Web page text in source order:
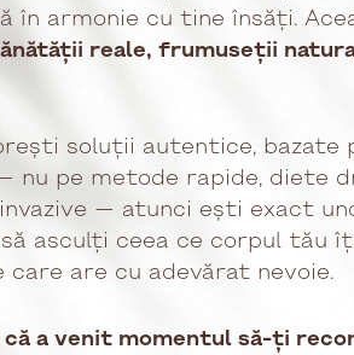
în armonie cu tine însăți.
reale, frumuseții
soluții autentice, bazate
nu pe metode rapide, diete
— atunci ești exact
asculți ceea ce corpul tău
care are cu adevărat nevoie.
că a venit momentul să-ți